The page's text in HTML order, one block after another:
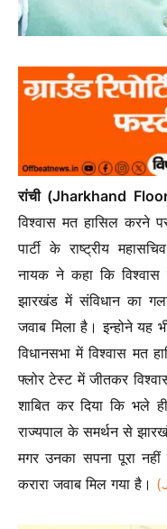
रांची (Jharkhand
विश्वास मत हासिल करने
पार्टी के राष्ट्रीय
नायक ने कहा कि विश्वास
झारखंड में संविधान का गला
जवाब मिला है। इन्होने यह
विधानसभा में विश्वास मत
फ्लोर टेस्ट में जीतकर
शाबित कर दिया कि भले
राज्यपाल के समर्थन से
मगर उनका सपना पूरा
करारा जवाब मिल गया है।